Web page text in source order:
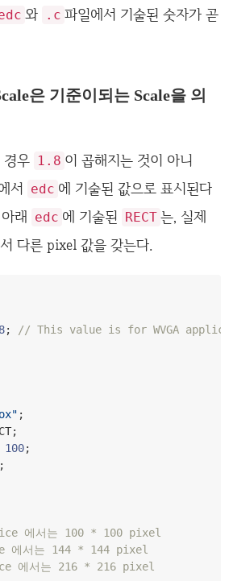
와 .c 파일에서 기술된 숫자가 곧
은 기준이되는 Scale을 의
경우 1.8 이 곱해지는 것이 아니
서 edc 에 기술된 값으로 표시된다
래 edc 에 기술된 RECT 는, 실제
다른 pixel 값을 갖는다.
;
// This value is for WVGA
;
;
100;
;
에서는 100 * 100 pixel
에서는 144 * 144 pixel
에서는 216 * 216 pixel